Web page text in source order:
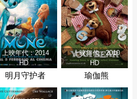
庆祝。他们相信“坚持就能成功”，用行动
诠释友谊、责任与创造力，既守护着小
镇的安全与秩序，也为居民们打造更美
好的生活环境，让孩子们在趣味冒险中
感受工程的魅力与互助的温暖。在第3季
中，巧吉在户外发现一颗陨石，众人决
定将其送往恐龙博物馆展示。
剧集 简介 评论
上映年代：2014
HD
明月守护者
上映年代：2010
HD
瑜伽熊